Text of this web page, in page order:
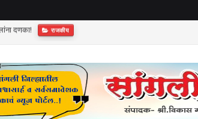
कारभारावर नागरिकांचा अन् व्यापाऱ्यांचा तीव्र संताप;